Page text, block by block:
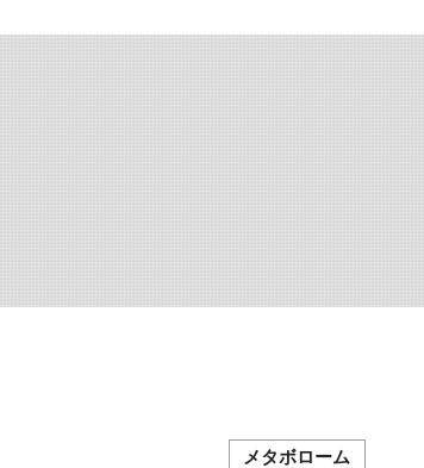
メタボローム